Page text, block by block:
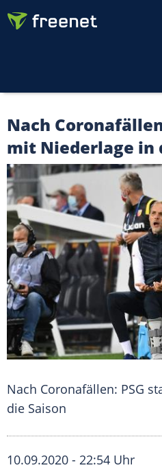
Nach
mit Niederlage in
Nach Coronafällen: PSG
die Saison
10.09.2020 - 22:54 Uhr